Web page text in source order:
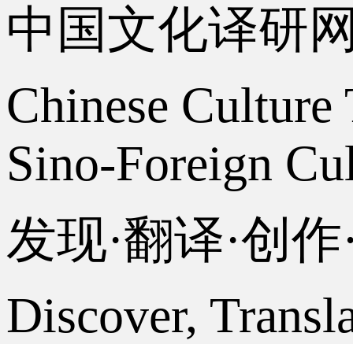
中国文化译研
Chinese
Sino-Foreign
发现·翻译·创
Discover,